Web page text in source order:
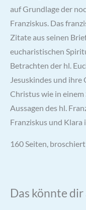
auf Grundlage der
Franziskus. Das
Zitate aus seinen
eucharistischen
Betrachten der hl.
Jesuskindes und
Christus wie in einem
Aussagen des hl.
Franziskus und Klara
160 Seiten, broschiert
Das könnte